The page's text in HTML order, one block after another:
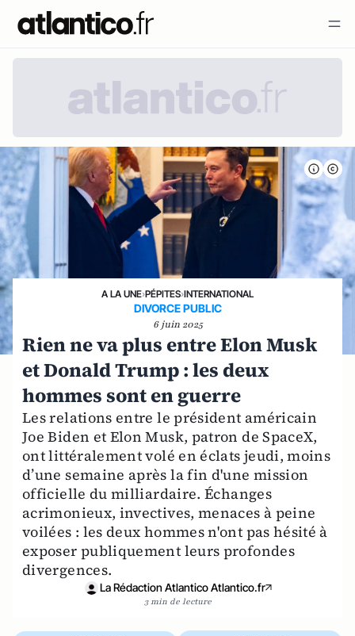
A LA UNE›PÉPITES›INTERNATIONAL
DIVORCE PUBLIC
6 juin 2025
Rien ne va plus entre Elon Musk
et Donald Trump : les deux
hommes sont en guerre
Les relations entre le président américain
Joe Biden et Elon Musk, patron de SpaceX,
ont littéralement volé en éclats jeudi, moins
d’une semaine après la fin d'une mission
officielle du milliardaire. Échanges
acrimonieux, invectives, menaces à peine
voilées : les deux hommes n'ont pas hésité à
exposer publiquement leurs profondes
divergences.
La Rédaction Atlantico Atlantico.fr
3 min de lecture